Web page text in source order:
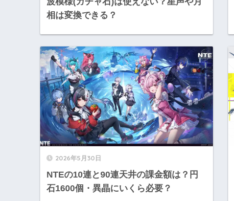
相は変換できる？
2026年5月30日
NTEの10連と90連天井の課金額は？円
石1600個・異晶にいくら必要？